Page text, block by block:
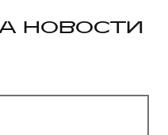
НОВОСТИ